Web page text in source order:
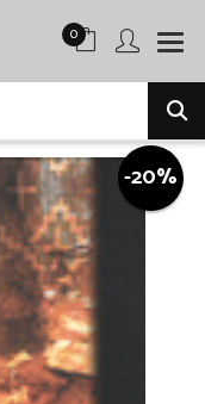
0
-20%